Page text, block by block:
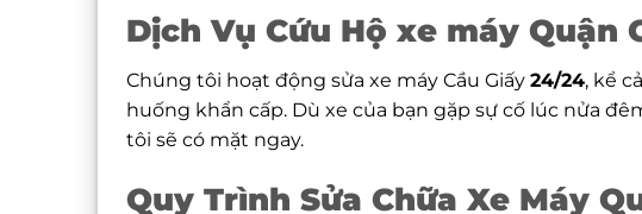
Dịch Vụ Cứu Hộ xe máy Quận
Chúng tôi hoạt động sửa xe máy Cầu Giấy 24/24, kể
huống khẩn cấp. Dù xe của bạn gặp sự cố lúc nửa
tôi sẽ có mặt ngay.
Quy Trình Sửa Chữa Xe Máy